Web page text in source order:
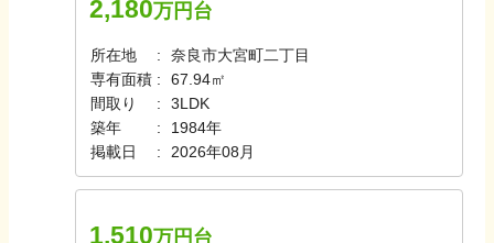
2,180万円台
所在地
奈良市大宮町二丁目
専有面積
67.94㎡
間取り
3LDK
築年
1984年
掲載日
2026年08月
1,510万円台